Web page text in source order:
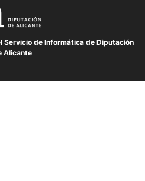
de Informática de Diputación
Alicante